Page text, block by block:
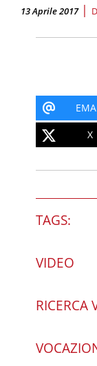
13 Aprile 2017 |
X
TAGS:
VIDEO
RICERCA